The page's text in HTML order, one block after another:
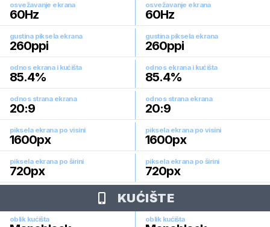
osvežavanje ekrana
60Hz
osvežavanje ekrana
60Hz
gustina piksela ekrana
260ppi
gustina piksela ekrana
260ppi
odnos ekrana i kućišta
85.4%
odnos ekrana i kućišta
85.4%
odnos strana ekrana
20:9
odnos strana ekrana
20:9
piksela ekrana po visini
1600px
piksela ekrana po visini
1600px
piksela ekrana po širini
720px
piksela ekrana po širini
720px
KUĆIŠTE
oblik kućišta oblik kućišta